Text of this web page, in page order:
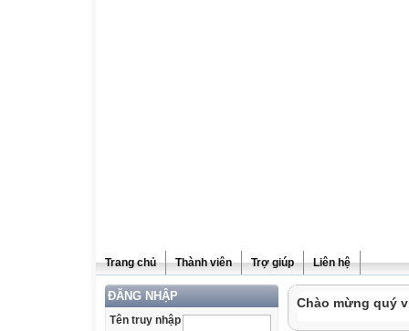
Trang chủ Thành viên Trợ giúp Liên hệ
ĐĂNG NHẬP
Tên truy nhập
Chào mừng quý